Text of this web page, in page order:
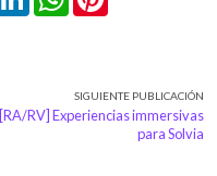
SIGUIENTE PUBLICACIÓN
[RA/RV] Experiencias immersivas
para Solvia